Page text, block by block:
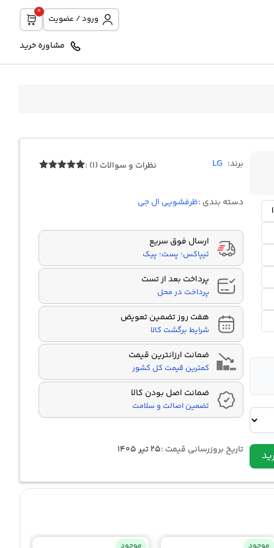
ورود / عضویت
0
مشاوره خرید
برند: LG نظرات و سوالات (1) :
دسته بندی :ظرفشویی ال جی
ارسال فوق سریع
تیپاکس؛ پست؛ پیک
پرداخت بعد از تست
پرداخت در محل
هفت روز تضمین تعویض
شرایط برگشت کالا
ضمانت ارزانترین قیمت
کمترین قیمت کل کشور
ضمانت اصل بودن کالا
تضمین اصالت و سلامت
تاریخ بروزرسانی قیمت :۲۵ تیر ۱۴۰۵